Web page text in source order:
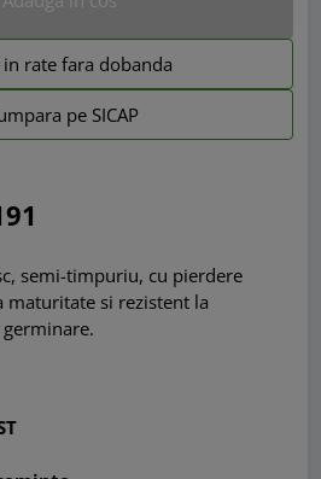
in rate fara dobanda
pe SICAP
semi-timpuriu, cu pierdere
maturitate si rezistent la